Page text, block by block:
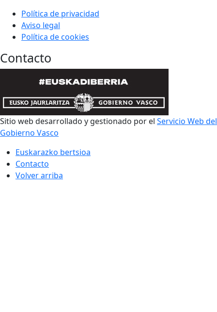
Política de privacidad
Aviso legal
Política de cookies
Contacto
Sitio web desarrollado y gestionado por el Servicio Web del
Gobierno Vasco
Euskarazko bertsioa
Contacto
Volver arriba